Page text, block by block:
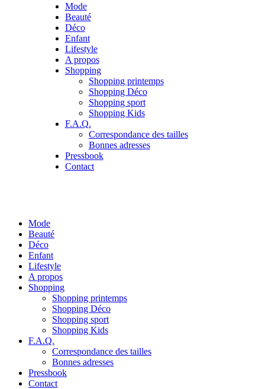
Mode
Beauté
Déco
Enfant
Lifestyle
A propos
Shopping
Shopping printemps
Shopping Déco
Shopping sport
Shopping Kids
F.A.Q.
Correspondance des tailles
Bonnes adresses
Pressbook
Contact
Mode
Beauté
Déco
Enfant
Lifestyle
A propos
Shopping
Shopping printemps
Shopping Déco
Shopping sport
Shopping Kids
F.A.Q.
Correspondance des tailles
Bonnes adresses
Pressbook
Contact